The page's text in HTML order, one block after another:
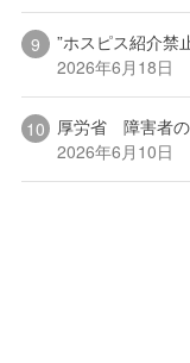
”ホスピス紹介禁
2026年6月18日
厚労省 障害者
2026年6月10日